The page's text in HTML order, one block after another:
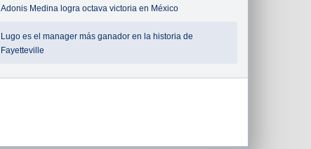
Adonis Medina logra octava victoria en México
Lugo es el manager más ganador en la historia de
Fayetteville